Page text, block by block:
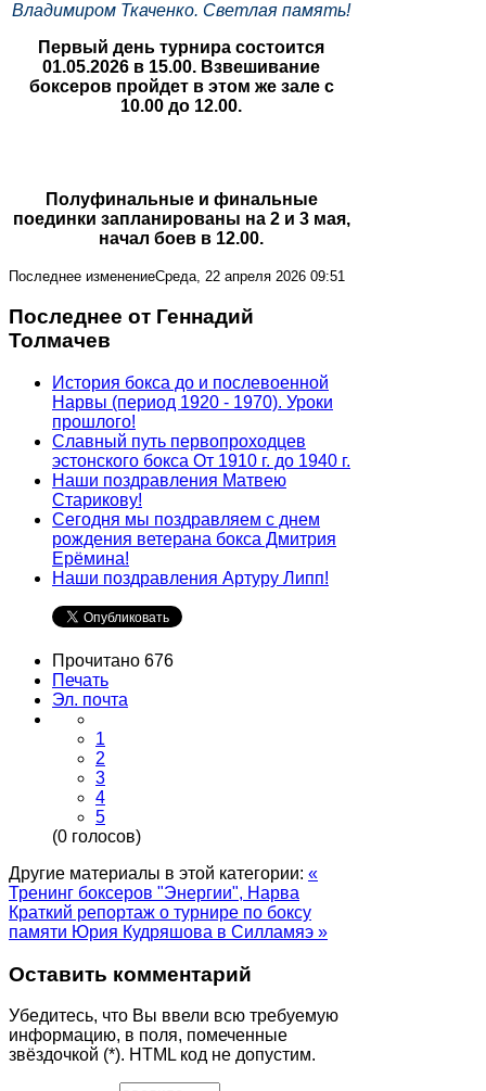
Владимиром Ткаченко. Светлая память!
Первый день турнира состоится
01.05.2026 в 15.00. Взвешивание
боксеров пройдет в этом же зале с
10.00 до 12.00.
Полуфинальные и финальные
поединки запланированы на 2 и 3 мая,
начал боев в 12.00.
Последнее изменениеСреда, 22 апреля 2026 09:51
Последнее от Геннадий
Толмачев
История бокса до и послевоенной
Нарвы (период 1920 - 1970). Уроки
прошлого!
Славный путь первопроходцев
эстонского бокса От 1910 г. до 1940 г.
Наши поздравления Матвею
Старикову!
Сегодня мы поздравляем с днем
рождения ветерана бокса Дмитрия
Ерёмина!
Наши поздравления Артуру Липп!
Прочитано 676
Печать
Эл. почта
1
2
3
4
5
(0 голосов)
Другие материалы в этой категории: «
Тренинг боксеров "Энергии", Нарва
Краткий репортаж о турнире по боксу
памяти Юрия Кудряшова в Силламяэ »
Оставить комментарий
Убедитесь, что Вы ввели всю требуемую
информацию, в поля, помеченные
звёздочкой (*). HTML код не допустим.